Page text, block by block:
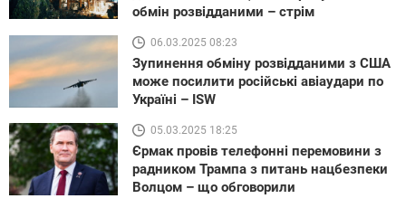
обмін розвідданими – стрім
06.03.2025 08:23
Зупинення обміну розвідданими з США
може посилити російські авіаудари по
Україні – ISW
05.03.2025 18:25
Єрмак провів телефонні перемовини з
радником Трампа з питань нацбезпеки
Волцом – що обговорили